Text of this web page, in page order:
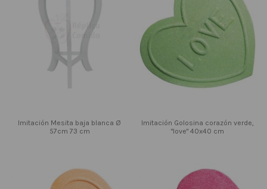
Imitación Mesita baja blanca Ø
57cm 73 cm
Imitación Golosina corazón verde,
"love" 40x40 cm